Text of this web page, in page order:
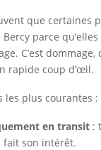
que certaines
parce
C’est
rapide coup d’œil.
les plus courantes :
en transit :
fait son intérêt.